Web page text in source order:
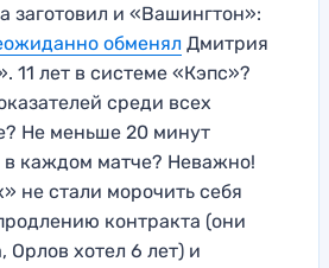
и «Вашингтон»:
обменял Дмитрия
11 лет в системе «Кэпс»?
среди всех
Не меньше 20 минут
в каждом матче? Неважно!
не стали морочить себя
контракта (они
Орлов хотел 6 лет) и